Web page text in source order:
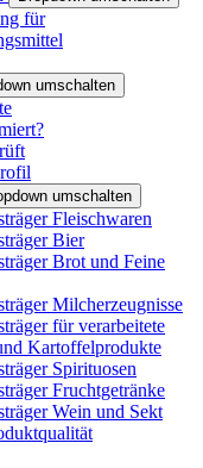
für
umschalten
umschalten
Fleischwaren
Bier
Brot und Feine
Milcherzeugnisse
für verarbeitete
Kartoffelprodukte
Spirituosen
Fruchtgetränke
Wein und Sekt